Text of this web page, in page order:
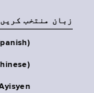
زبان منتخب کریں